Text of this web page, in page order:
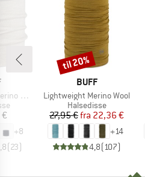
Wool
+8
(23)
MÆRKE
BUFF
Artikel
Lightweight Merino Wool
Produktgruppe
Halsedisse
Pris
27,95 € Nedsat pris
fra 22,36 €
+14
4,8(107)
Rabat
til 20%